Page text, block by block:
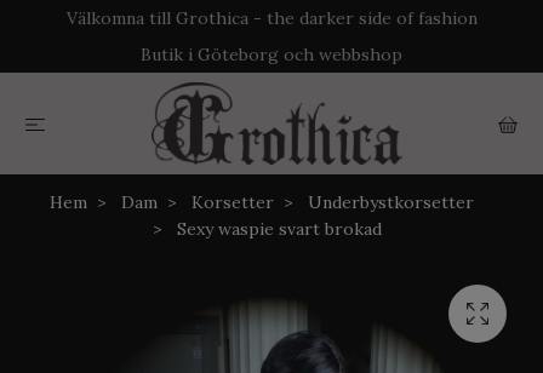
Välkomna till Grothica - the darker side of fashion
Butik i Göteborg och webbshop
Hem Dam Korsetter
Underbystkorsetter
Sexy waspie svart brokad